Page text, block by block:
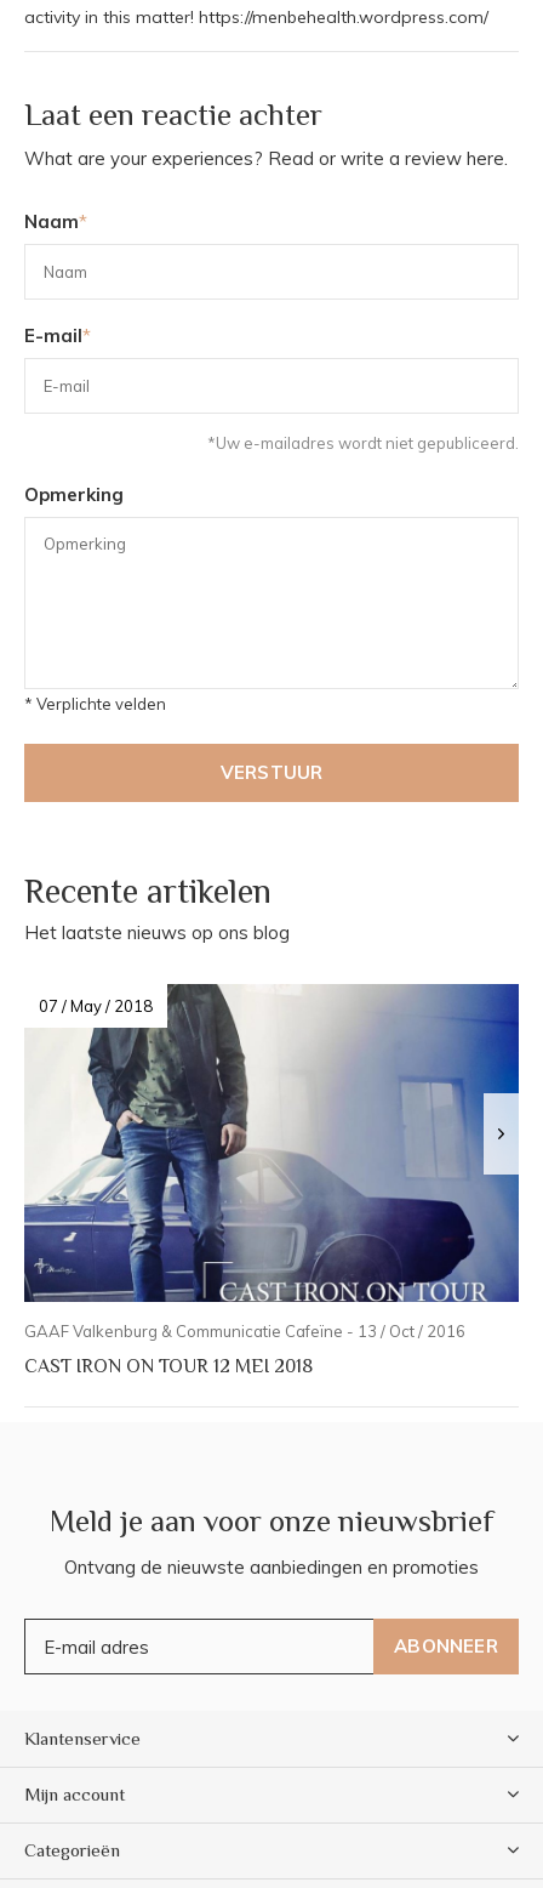
activity in this matter! https://menbehealth.wordpress.com/
Laat een reactie achter
What are your experiences? Read or write a review here.
Naam*
E-mail*
*Uw e-mailadres wordt niet gepubliceerd.
Opmerking
* Verplichte velden
VERSTUUR
Recente artikelen
Het laatste nieuws op ons blog
07 / May / 2018
GAAF Valkenburg & Communicatie Cafeïne - 13 / Oct / 2016
CAST IRON ON TOUR 12 MEI 2018
Meld je aan voor onze nieuwsbrief
Ontvang de nieuwste aanbiedingen en promoties
ABONNEER
Klantenservice
Mijn account
Categorieën